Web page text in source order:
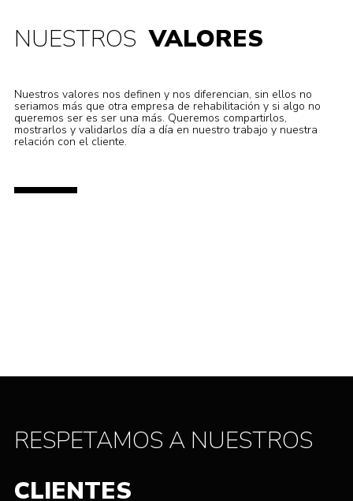
NUESTROS VALORES
Nuestros valores nos definen y nos diferencian, sin ellos no
seriamos más que otra empresa de rehabilitación y si algo no
queremos ser es ser una más. Queremos compartirlos,
mostrarlos y validarlos día a día en nuestro trabajo y nuestra
relación con el cliente.
RESPETAMOS A NUESTROS
CLIENTES